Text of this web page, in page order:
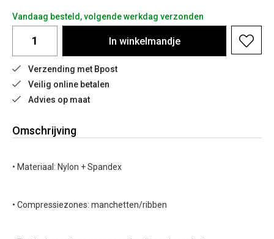
Vandaag besteld, volgende werkdag verzonden
In winkelmandje
Verzending met Bpost
Veilig online betalen
Advies op maat
Omschrijving
• Materiaal: Nylon + Spandex
• Compressiezones: manchetten/ribben